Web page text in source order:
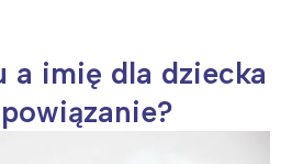
a imię dla dziecka